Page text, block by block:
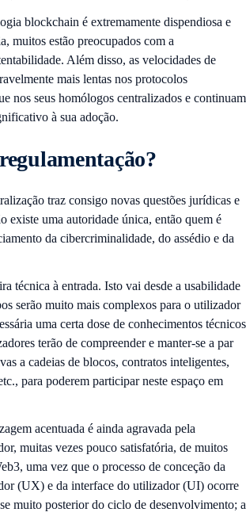
blockchain é extremamente dispendiosa e
muitos estão preocupados com a
Além disso, as velocidades de
mais lentas nos protocolos
nos seus homólogos centralizados e continuam
à sua adoção.
traz consigo novas questões jurídicas e
existe uma autoridade única, então quem é
da cibercriminalidade, do assédio e da
técnica à entrada. Isto vai desde a usabilidade
serão muito mais complexos para o utilizador
uma certa dose de conhecimentos técnicos
terão de compreender e manter-se a par
a cadeias de blocos, contratos inteligentes,
para poderem participar neste espaço em
acentuada é ainda agravada pela
muitas vezes pouco satisfatória, de muitos
uma vez que o processo de conceção da
(UX) e da interface do utilizador (UI) ocorre
muito posterior do ciclo de desenvolvimento; a